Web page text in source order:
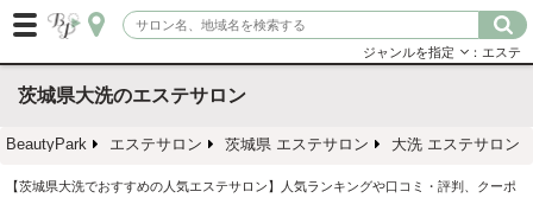
ジャンルを指定 ：エステ
茨城県大洗のエステサロン
BeautyPark エステサロン 茨城県 エステサロン 大洗 エステサロン
【茨城県大洗でおすすめの人気エステサロン】人気ランキングや口コミ・評判、クーポ